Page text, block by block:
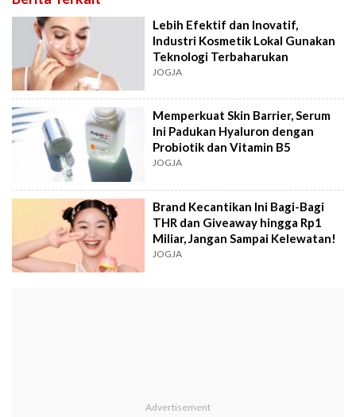
Lebih Efektif dan Inovatif,
Industri Kosmetik Lokal Gunakan
Teknologi Terbaharukan
JOGJA
Memperkuat Skin Barrier, Serum
Ini Padukan Hyaluron dengan
Probiotik dan Vitamin B5
JOGJA
Brand Kecantikan Ini Bagi-Bagi
THR dan Giveaway hingga Rp1
Miliar, Jangan Sampai Kelewatan!
JOGJA